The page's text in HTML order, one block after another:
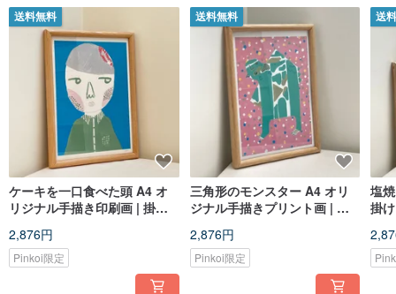
送料無料
ケーキを一口食べた頭 A4 オ
リジナル手描き印刷画 | 掛け
2,876円
Pinkoi限定
送料無料
三角形のモンスター A4 オリ
ジナル手描きプリント画 | 掛
2,876円
Pinkoi限定
送
塩
掛